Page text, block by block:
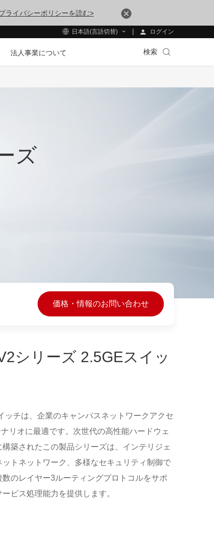
ライバシーポリシーを読む>
日本語(言語切替) ログイン
法人事業について 検索
ズ
価格・情報のお問い合わせ
シリーズ 2.5GEスイッ
チは、企業のキャンパスネットワークアクセ
リオに最適です。次世代の高性能ハードウェ
築されたこの製品シリーズは、インテリジェ
トネットワーク、多様なセキュリティ制御で
のレイヤー3ルーティングプロトコルをサポ
ビス処理能力を提供します。